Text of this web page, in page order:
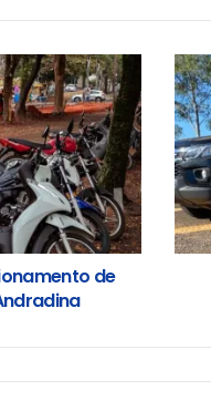
de